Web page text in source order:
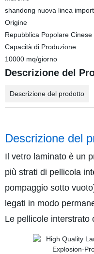
shandong nuova linea
Origine
Repubblica Popolare Cinese
Capacità di Produzione
10000 mq/giorno
Descrizione del
Descrizione del prodotto
Descrizione del
Il vetro laminato è un
più strati di pellicola
pompaggio sotto
legati in modo
Le pellicole interstrato